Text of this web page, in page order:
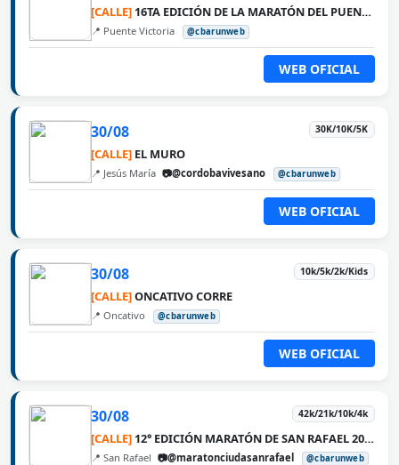
[CALLE] 16TA EDICIÓN DE LA MARATÓN DEL PUENTE ROSARIO VICTORIA
📍 Puente Victoria @cbarunweb
WEB OFICIAL
30/08 30K/10K/5K
[CALLE] EL MURO
📍 Jesús María 📷@cordobavivesano @cbarunweb
WEB OFICIAL
30/08 10k/5k/2k/Kids
[CALLE]ONCATIVO CORRE
📍 Oncativo @cbarunweb
WEB OFICIAL
30/08 42k/21k/10k/4k
[CALLE] 12° EDICIÓN MARATÓN DE SAN RAFAEL 2026
📍 San Rafael 📷@maratonciudasanrafael @cbarunweb